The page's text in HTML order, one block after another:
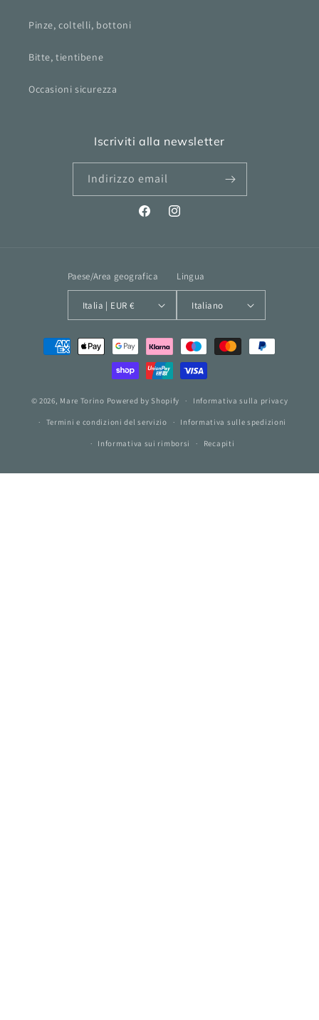
Pinze, coltelli, bottoni
Bitte, tientibene
Occasioni sicurezza
Iscriviti alla newsletter
Indirizzo email
FacebookInstagram
Paese/Area geografica
Italia | EUR €
Lingua
Italiano
Metodi
© 2026, Mare Torino Powered by Shopify Informativa sulla privacy
Termini e condizioni del servizio Informativa sulle spedizioni
Informativa sui rimborsi Recapiti